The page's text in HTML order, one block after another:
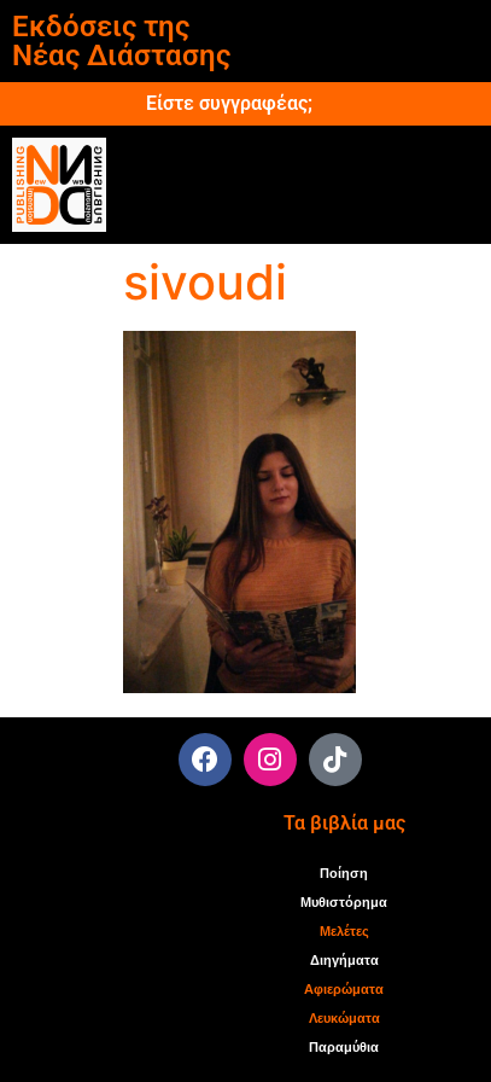
Εκδόσεις της
Νέας Διάστασης
Είστε συγγραφέας;
sivoudi
Τα βιβλία μας
Ποίηση
Μυθιστόρημα
Μελέτες
Διηγήματα
Αφιερώματα
Λευκώματα
Παραμύθια